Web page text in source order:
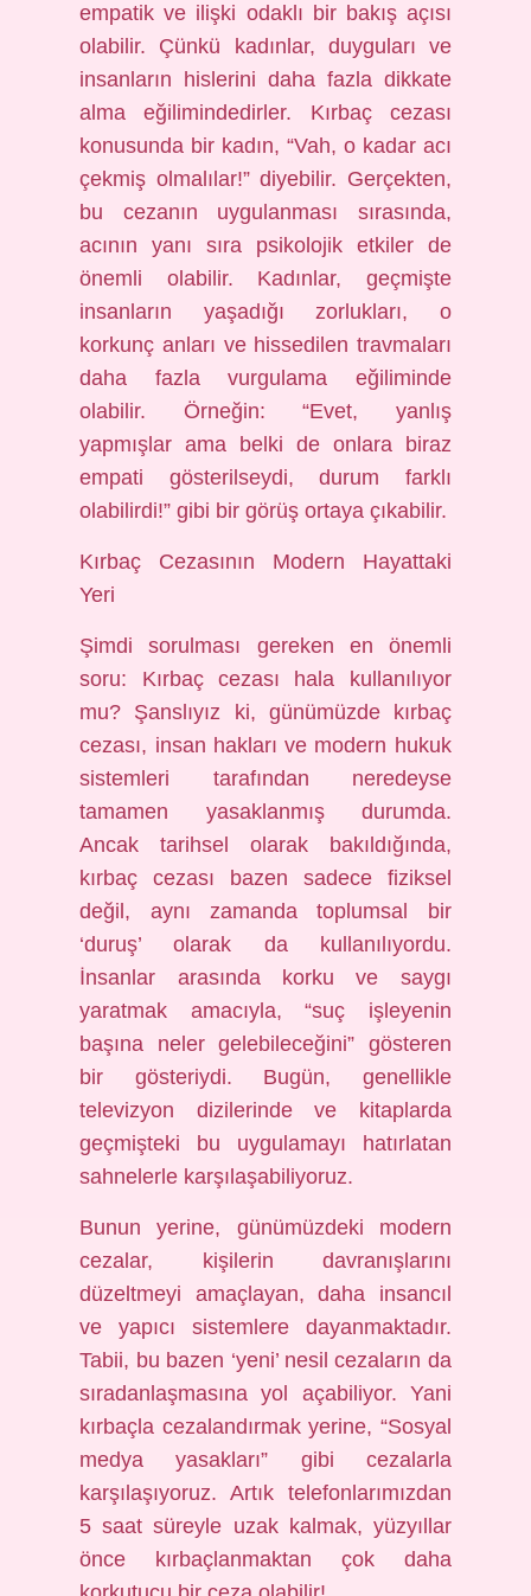
empatik ve ilişki odaklı bir bakış açısı
olabilir. Çünkü kadınlar, duyguları ve
insanların hislerini daha fazla dikkate
alma eğilimindedirler. Kırbaç cezası
konusunda bir kadın, “Vah, o kadar acı
çekmiş olmalılar!” diyebilir. Gerçekten,
bu cezanın uygulanması sırasında,
acının yanı sıra psikolojik etkiler de
önemli olabilir. Kadınlar, geçmişte
insanların yaşadığı zorlukları, o
korkunç anları ve hissedilen travmaları
daha fazla vurgulama eğiliminde
olabilir. Örneğin: “Evet, yanlış
yapmışlar ama belki de onlara biraz
empati gösterilseydi, durum farklı
olabilirdi!” gibi bir görüş ortaya çıkabilir.
Kırbaç Cezasının Modern Hayattaki
Yeri
Şimdi sorulması gereken en önemli
soru: Kırbaç cezası hala kullanılıyor
mu? Şanslıyız ki, günümüzde kırbaç
cezası, insan hakları ve modern hukuk
sistemleri tarafından neredeyse
tamamen yasaklanmış durumda.
Ancak tarihsel olarak bakıldığında,
kırbaç cezası bazen sadece fiziksel
değil, aynı zamanda toplumsal bir
‘duruş’ olarak da kullanılıyordu.
İnsanlar arasında korku ve saygı
yaratmak amacıyla, “suç işleyenin
başına neler gelebileceğini” gösteren
bir gösteriydi. Bugün, genellikle
televizyon dizilerinde ve kitaplarda
geçmişteki bu uygulamayı hatırlatan
sahnelerle karşılaşabiliyoruz.
Bunun yerine, günümüzdeki modern
cezalar, kişilerin davranışlarını
düzeltmeyi amaçlayan, daha insancıl
ve yapıcı sistemlere dayanmaktadır.
Tabii, bu bazen ‘yeni’ nesil cezaların da
sıradanlaşmasına yol açabiliyor. Yani
kırbaçla cezalandırmak yerine, “Sosyal
medya yasakları” gibi cezalarla
karşılaşıyoruz. Artık telefonlarımızdan
5 saat süreyle uzak kalmak, yüzyıllar
önce kırbaçlanmaktan çok daha